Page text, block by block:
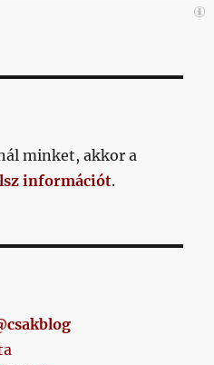
minket, akkor a
információt.